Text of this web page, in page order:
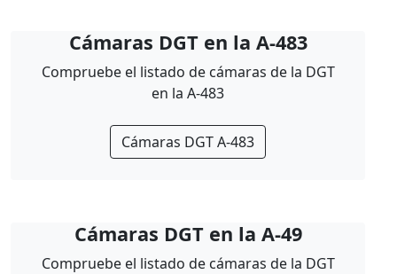
Cámaras DGT en la A-483
Compruebe el listado de cámaras de la DGT
en la A-483
Cámaras DGT A-483
Cámaras DGT en la A-49
Compruebe el listado de cámaras de la DGT